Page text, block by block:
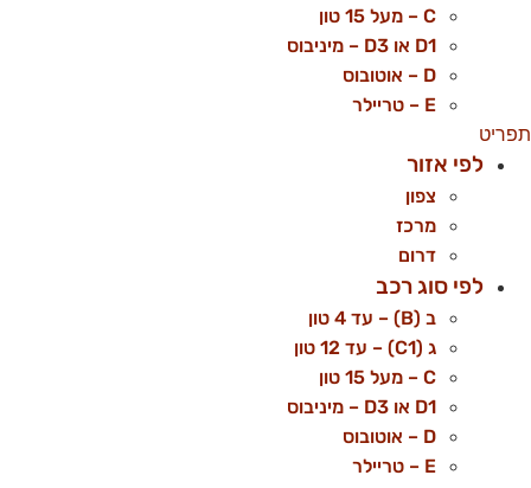
C – מעל 15 טון
D1 או D3 – מיניבוס
D – אוטובוס
E – טריילר
לפי אזור
צפון
מרכז
דרום
לפי סוג רכב
ב (B) – עד 4 טון
ג (C1) – עד 12 טון
C – מעל 15 טון
D1 או D3 – מיניבוס
D – אוטובוס
E – טריילר